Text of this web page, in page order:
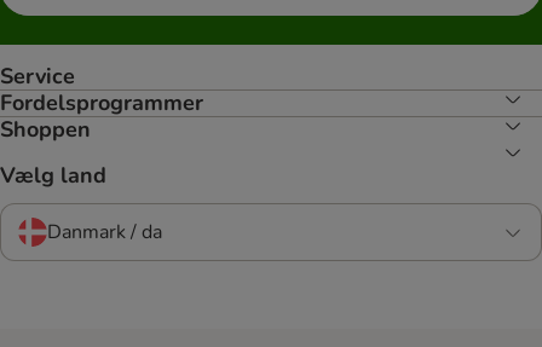
Service
Fordelsprogrammer
Shoppen
Vælg land
Danmark / da